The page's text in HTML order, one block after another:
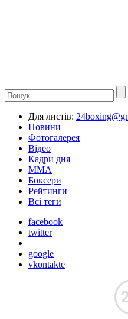
Для листів:
Новини
Фотогалерея
Відео
Кадри дня
ММА
Боксери
Рейтинги
Всі теги
facebook
twitter
google
vkontakte